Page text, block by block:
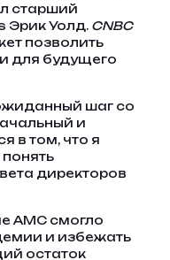
старший
Эрик Уолд. CNBC
позволить
для будущего
шаг со
и
в том, что я
директоров
AMC смогло
и избежать
остаток